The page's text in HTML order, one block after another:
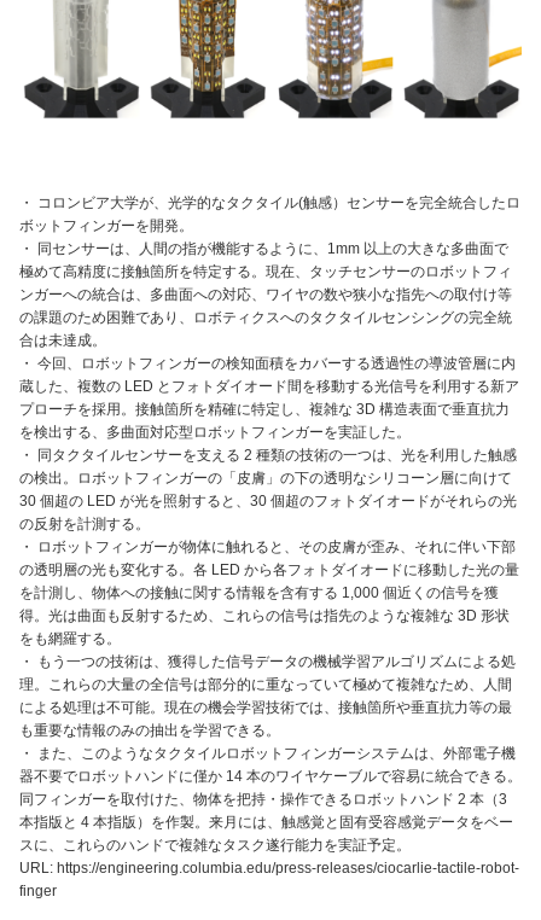
・ コロンビア大学が、光学的なタクタイル(触感）センサーを完全統合したロ
ボットフィンガーを開発。
・ 同センサーは、人間の指が機能するように、1mm 以上の大きな多曲面で
極めて高精度に接触箇所を特定する。現在、タッチセンサーのロボットフィ
ンガーへの統合は、多曲面への対応、ワイヤの数や狭小な指先への取付け等
の課題のため困難であり、ロボティクスへのタクタイルセンシングの完全統
合は未達成。
・ 今回、ロボットフィンガーの検知面積をカバーする透過性の導波管層に内
蔵した、複数の LED とフォトダイオード間を移動する光信号を利用する新ア
プローチを採用。接触箇所を精確に特定し、複雑な 3D 構造表面で垂直抗力
を検出する、多曲面対応型ロボットフィンガーを実証した。
・ 同タクタイルセンサーを支える 2 種類の技術の一つは、光を利用した触感
の検出。ロボットフィンガーの「皮膚」の下の透明なシリコーン層に向けて
30 個超の LED が光を照射すると、30 個超のフォトダイオードがそれらの光
の反射を計測する。
・ ロボットフィンガーが物体に触れると、その皮膚が歪み、それに伴い下部
の透明層の光も変化する。各 LED から各フォトダイオードに移動した光の量
を計測し、物体への接触に関する情報を含有する 1,000 個近くの信号を獲
得。光は曲面も反射するため、これらの信号は指先のような複雑な 3D 形状
をも網羅する。
・ もう一つの技術は、獲得した信号データの機械学習アルゴリズムによる処
理。これらの大量の全信号は部分的に重なっていて極めて複雑なため、人間
による処理は不可能。現在の機会学習技術では、接触箇所や垂直抗力等の最
も重要な情報のみの抽出を学習できる。
・ また、このようなタクタイルロボットフィンガーシステムは、外部電子機
器不要でロボットハンドに僅か 14 本のワイヤケーブルで容易に統合できる。
同フィンガーを取付けた、物体を把持・操作できるロボットハンド 2 本（3
本指版と 4 本指版）を作製。来月には、触感覚と固有受容感覚データをベー
スに、これらのハンドで複雑なタスク遂行能力を実証予定。
URL: https://engineering.columbia.edu/press-releases/ciocarlie-tactile-robot-
finger